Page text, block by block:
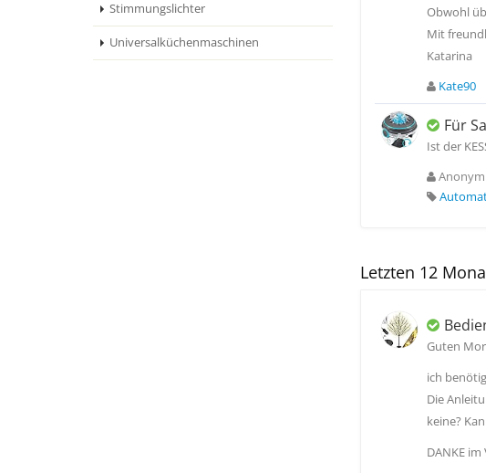
Stimmungslichter
Universalküchenmaschinen
Obwohl
Mit
Katarina
Kate90
Für
Ist der
Anonym
Letzten 12
Guten
ich
Die
keine?
DANKE im